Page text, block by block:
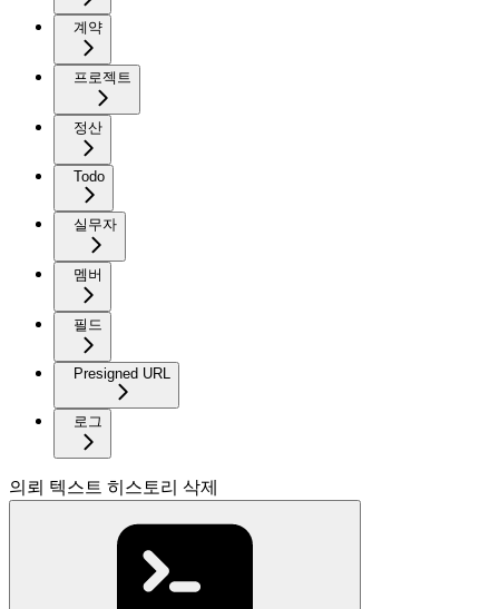
계약
프로젝트
정산
Todo
실무자
멤버
필드
Presigned URL
로그
의뢰 텍스트 히스토리 삭제